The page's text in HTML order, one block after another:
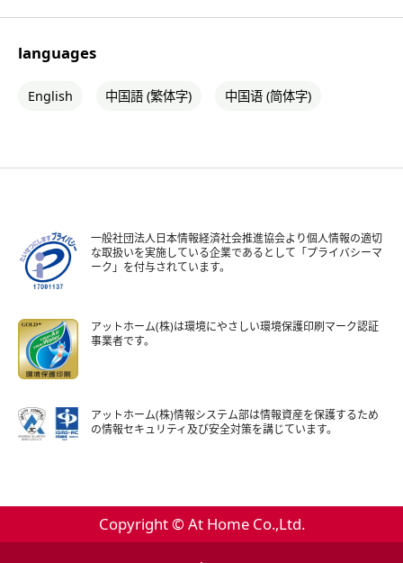
languages
English 中国語 (繁体字) 中国语 (简体字)
一般社団法人日本情報経済社会推進協会より個人情報の適切
な取扱いを実施している企業であるとして「プライバシーマ
ーク」を付与されています。
アットホーム(株)は環境にやさしい環境保護印刷マーク認証
事業者です。
アットホーム(株)情報システム部は情報資産を保護するため
の情報セキュリティ及び安全対策を講じています。
Copyright © At Home Co.,Ltd.